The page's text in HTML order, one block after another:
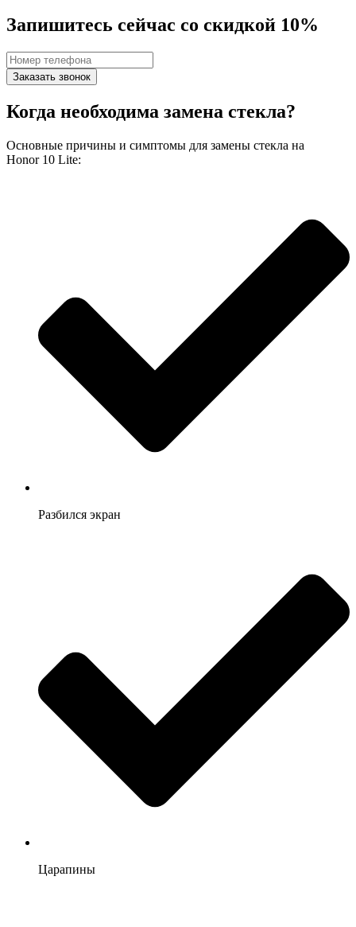
Запишитесь сейчас со скидкой 10%
Заказать звонок
Когда необходима замена стекла?
Основные причины и симптомы для замены стекла на
Honor 10 Lite:
Разбился экран
Царапины